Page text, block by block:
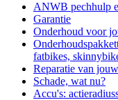
ANWB pechhulp
Garantie
Onderhoud voor
fatbikes,
Reparatie van
Schade, wat nu?
Accu's: